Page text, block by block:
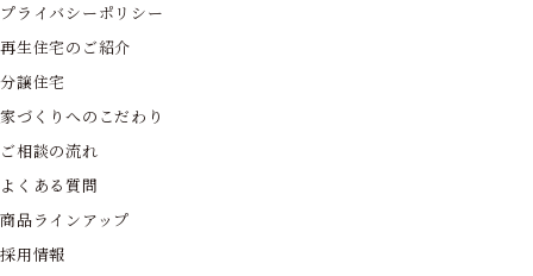
プライバシーポリシー
再生住宅のご紹介
分譲住宅
家づくりへのこだわり
ご相談の流れ
よくある質問
商品ラインアップ
採用情報